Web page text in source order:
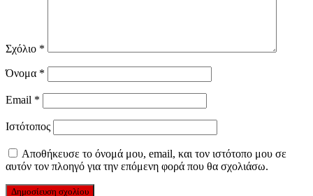
Σχόλιο *
Όνομα *
Email *
Ιστότοπος
Αποθήκευσε το όνομά μου, email, και τον ιστότοπο μου σε
αυτόν τον πλοηγό για την επόμενη φορά που θα σχολιάσω.